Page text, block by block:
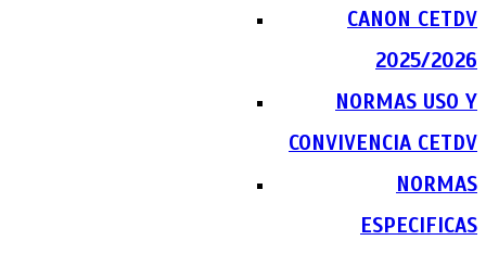
CANON CETDV
2025/2026
NORMAS USO Y
CONVIVENCIA CETDV
NORMAS
ESPECIFICAS